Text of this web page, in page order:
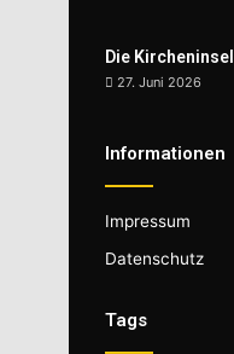
Die
27. Juni 2026
Informationen
Impressum
Datenschutz
Tags